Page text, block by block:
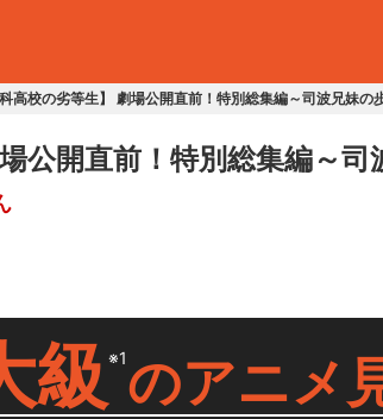
科高校の劣等生】 劇場公開直前！特別総集編～司波兄妹の
公開直前！特別総集編～司
級 ※1のアニメ